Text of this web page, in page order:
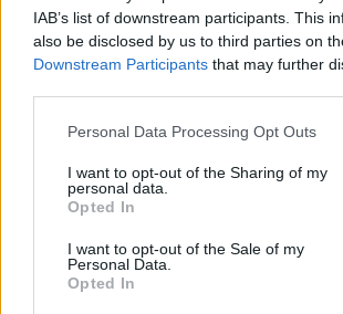
IAB’s list of downstream participants. This
also be disclosed by us to third parties on
Downstream Participants that may further
Personal Data Processing Opt Outs
I want to opt-out of the Sharing of my
personal data.
Opted In
I want to opt-out of the Sale of my
Personal Data.
Opted In
Άλλα παιχνίδια
Sudoku
Colors